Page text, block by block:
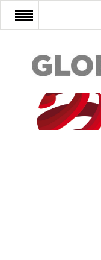
FŐOLDAL
AFRIKA